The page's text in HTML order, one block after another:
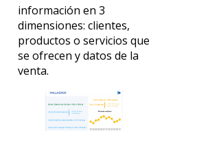
información en 3
dimensiones: clientes,
productos o servicios que
se ofrecen y datos de la
venta.